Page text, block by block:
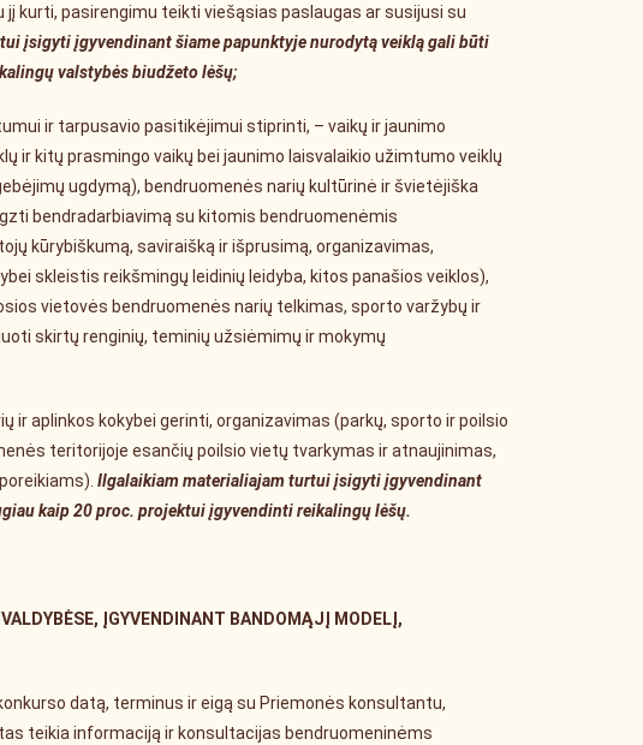
kurti, pasirengimu teikti viešąsias paslaugas ar susijusi su
įsigyti įgyvendinant šiame papunktyje nurodytą veiklą gali būti
valstybės biudžeto lėšų;
ir tarpusavio pasitikėjimui stiprinti, – vaikų ir jaunimo
ir kitų prasmingo vaikų bei jaunimo laisvalaikio užimtumo veiklų
ugdymą), bendruomenės narių kultūrinė ir švietėjiška
bendradarbiavimą su kitomis bendruomenėmis
kūrybiškumą, saviraišką ir išprusimą, organizavimas,
skleistis reikšmingų leidinių leidyba, kitos panašios veiklos),
vietovės bendruomenės narių telkimas, sporto varžybų ir
skirtų renginių, teminių užsiėmimų ir mokymų
ir aplinkos kokybei gerinti, organizavimas (parkų, sporto ir poilsio
teritorijoje esančių poilsio vietų tvarkymas ir atnaujinimas,
Ilgalaikiam materialiajam turtui įsigyti įgyvendinant
kaip 20 proc. projektui įgyvendinti reikalingų lėšų.
ĮGYVENDINANT BANDOMĄJĮ MODELĮ,
datą, terminus ir eigą su Priemonės konsultantu,
teikia informaciją ir konsultacijas bendruomeninėms